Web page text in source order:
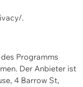
.
Programms
Der Anbieter ist
4 Barrow St,